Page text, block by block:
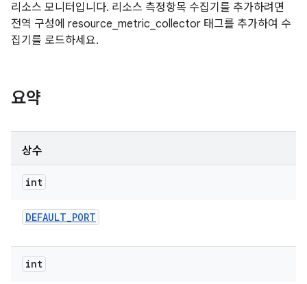
리소스 모니터입니다. 리소스 측정항목 수집기를 추가하려면
전역 구성에 resource_metric_collector 태그를 추가하여 수
집기를 로드하세요.
요약
상수
int
DEFAULT_PORT
int